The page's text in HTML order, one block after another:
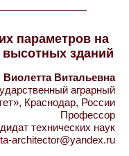
параметров на
зданий
Витальевна
аграрный
Краснодар, России
Профессор
технических наук
architector@yandex.ru